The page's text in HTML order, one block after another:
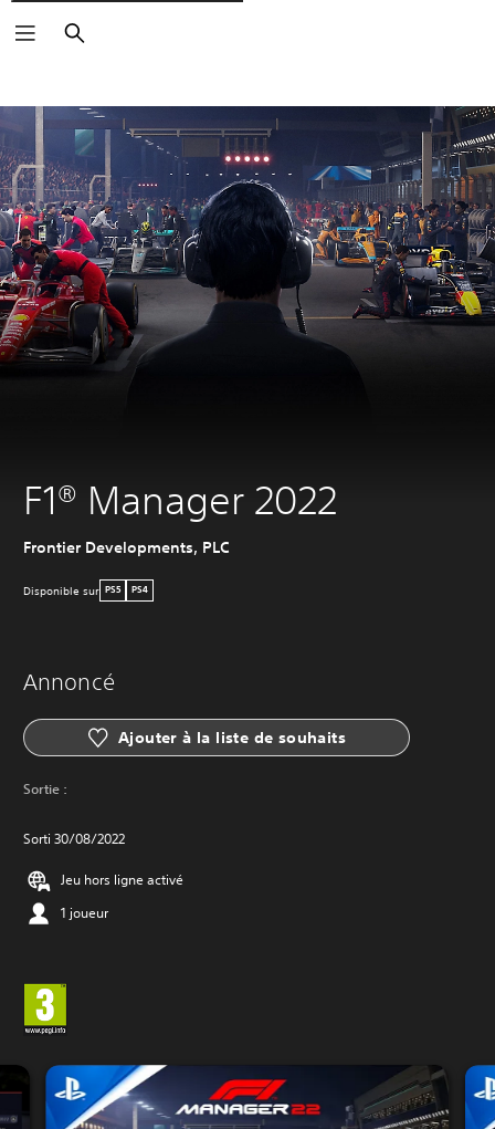
Rechercher
F1® Manager 2022
Frontier Developments, PLC
Disponible sur PS5 PS4
Annoncé
Ajouter à la liste de souhaits
Sortie :
Sorti 30/08/2022
Jeu hors ligne activé
1 joueur